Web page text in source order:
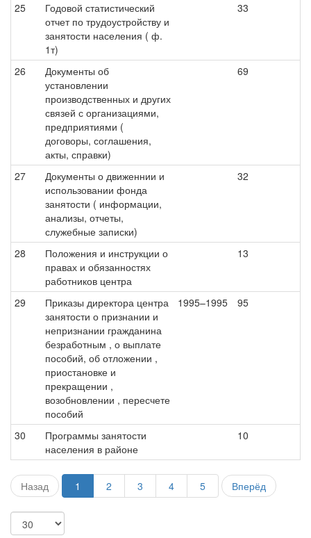
25
Годовой статистический
отчет по трудоустройству и
занятости населения ( ф.
1т)
33
26
Документы об
установлении
производственных и других
связей с организациями,
предприятиями (
договоры, соглашения,
акты, справки)
69
27
Документы о движеннии и
использовании фонда
занятости ( информации,
анализы, отчеты,
служебные записки)
32
28
Положения и инструкции о
правах и обязанностях
работников центра
13
29
Приказы директора центра
занятости о признании и
непризнании гражданина
безработным , о выплате
пособий, об отложении ,
приостановке и
прекращении ,
возобновлении , пересчете
пособий
1995–1995 95
30
Программы занятости
населения в районе
10
Назад 1 2 3 4 5 Вперёд